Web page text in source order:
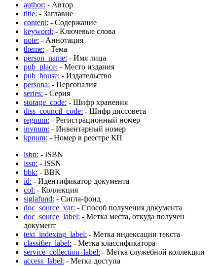
author: - Автор
title: - Заглавие
content: - Содержание
keyword: - Ключевые слова
note: - Аннотация
theme: - Тема
person_name: - Имя лица
pub_place: - Место издания
pub_house: - Издательство
persona: - Персоналия
series: - Серия
storage_code: - Шифр хранения
diss_council_code: - Шифр диссовета
regnum: - Регистрационный номер
invnum: - Инвентарный номер
kpnum: - Номер в реестре КП
isbn: - ISBN
issn: - ISSN
bbk: - BBK
id: - Идентификатор документа
col: - Коллекция
siglafund: - Сигла-фонд
doc_source_var: - Способ получения документа
doc_source_label: - Метка места, откуда получен
документ
text_indexing_label: - Метка индексации текста
classifier_label: - Метка классификатора
service_collection_label: - Метка служебной коллекции
access_label: - Метка доступа